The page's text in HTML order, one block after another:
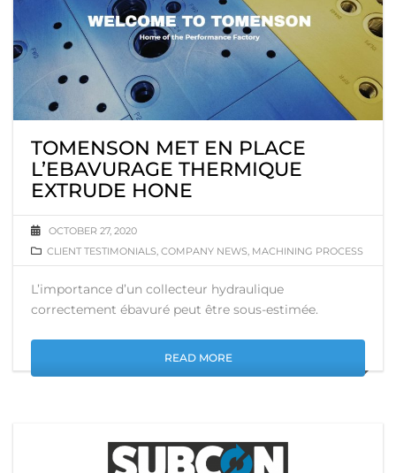
TOMENSON MET EN PLACE
L’EBAVURAGE THERMIQUE
EXTRUDE HONE
OCTOBER 27, 2020
CLIENT TESTIMONIALS, COMPANY NEWS, MACHINING PROCESS
L’importance d’un collecteur hydraulique
correctement ébavuré peut être sous-estimée.
READ MORE